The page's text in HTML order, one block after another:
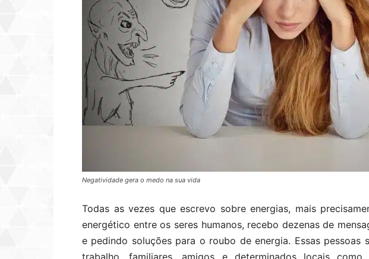
Negatividade gera o medo na sua vida
Todas as vezes que escrevo sobre energias, mais
energético entre os seres humanos, recebo dezenas de
e pedindo soluções para o roubo de energia. Essas pessoas
trabalho, familiares, amigos e determinados locais